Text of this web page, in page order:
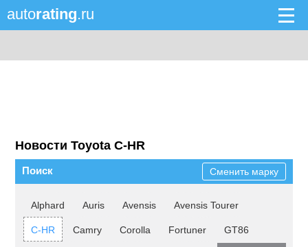
autorating.ru
Новости Toyota C-HR
Поиск Сменить марку
Alphard Auris Avensis Avensis Tourer
C-HR Camry Corolla Fortuner GT86